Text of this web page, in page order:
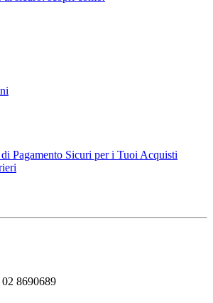
Pagamento Sicuri per i Tuoi Acquisti
8690689